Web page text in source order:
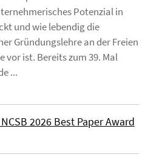
Potenzial in
und wie lebendig die
Gründungslehre an der Freien
ist. Bereits zum 39. Mal
...
2026 Best Paper Award